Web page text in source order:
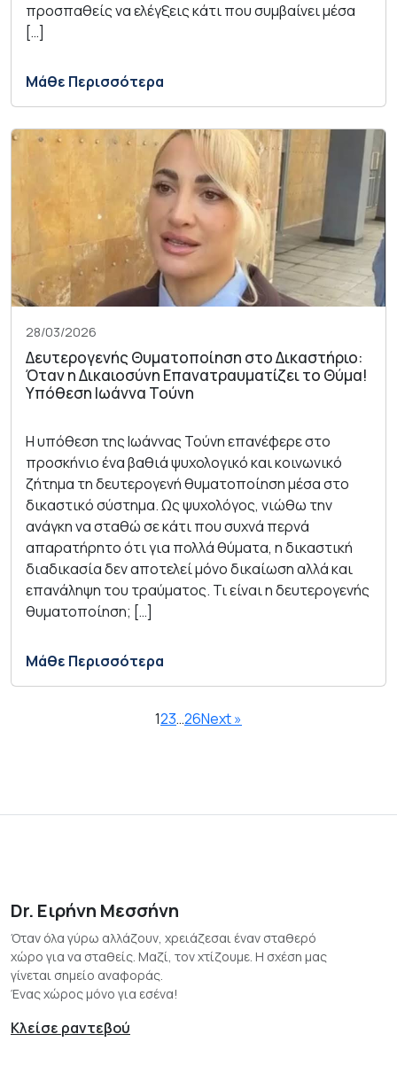
προσπαθείς να ελέγξεις κάτι που συμβαίνει μέσα
[…]
Μάθε Περισσότερα
28/03/2026
Δευτερογενής Θυματοποίηση στο Δικαστήριο:
Όταν η Δικαιοσύνη Επανατραυματίζει το Θύμα!
Υπόθεση Ιωάννα Τούνη
Η υπόθεση της Ιωάννας Τούνη επανέφερε στο
προσκήνιο ένα βαθιά ψυχολογικό και κοινωνικό
ζήτημα τη δευτερογενή θυματοποίηση μέσα στο
δικαστικό σύστημα. Ως ψυχολόγος, νιώθω την
ανάγκη να σταθώ σε κάτι που συχνά περνά
απαρατήρητο ότι για πολλά θύματα, η δικαστική
διαδικασία δεν αποτελεί μόνο δικαίωση αλλά και
επανάληψη του τραύματος. Τι είναι η δευτερογενής
θυματοποίηση; […]
Μάθε Περισσότερα
123…26Next »
Dr. Ειρήνη Μεσσήνη
Όταν όλα γύρω αλλάζουν, χρειάζεσαι έναν σταθερό
χώρο για να σταθείς. Μαζί, τον χτίζουμε. Η σχέση μας
γίνεται σημείο αναφοράς.
Ένας χώρος μόνο για εσένα!
Κλείσε ραντεβού